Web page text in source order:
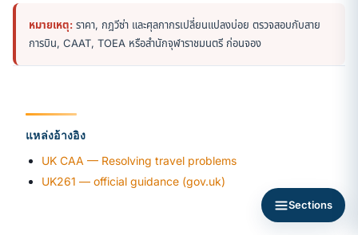
หมายเหตุ: ราคา, กฎวีซ่า และศุลกากรเปลี่ยนแปลงบ่อย ตรวจสอบกับสาย
การบิน, CAAT, TOEA หรือสำนักจุฬาราชมนตรี ก่อนจอง
แหล่งอ้างอิง
UK CAA — Resolving travel problems
UK261 — official guidance (gov.uk)
Sections